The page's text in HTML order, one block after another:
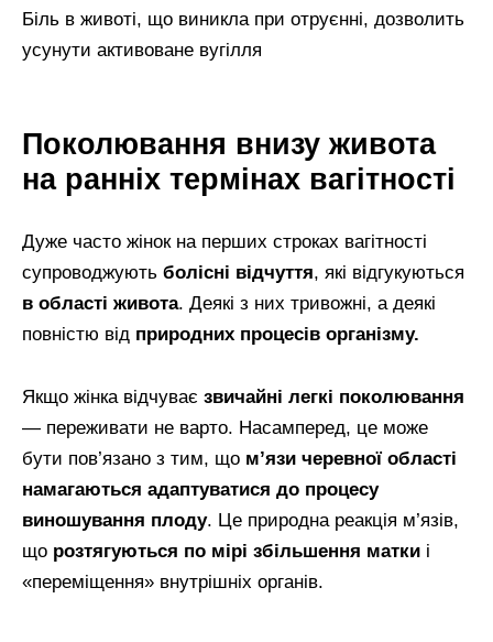
Біль в животі, що виникла при отруєнні, дозволить
усунути активоване вугілля
Поколювання внизу живота
на ранніх термінах вагітності
Дуже часто жінок на перших строках вагітності
супроводжують болісні відчуття, які відгукуються
в області живота. Деякі з них тривожні, а деякі
повністю від природних процесів організму.
Якщо жінка відчуває звичайні легкі поколювання
— переживати не варто. Насамперед, це може
бути пов’язано з тим, що м’язи черевної області
намагаються адаптуватися до процесу
виношування плоду. Це природна реакція м’язів,
що розтягуються по мірі збільшення матки і
«переміщення» внутрішніх органів.